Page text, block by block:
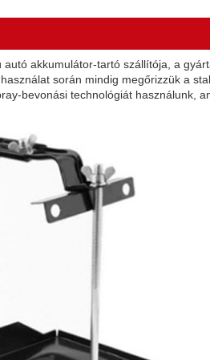
akkumulátor-tartó szállítója, a
során mindig megőrizzük a
bevonási technológiát használunk,